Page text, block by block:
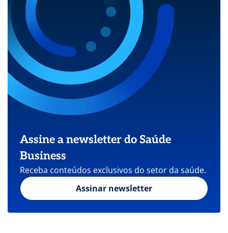
Assine a newsletter do Saúde
Business
Receba conteúdos exclusivos do setor da saúde.
Assinar newsletter